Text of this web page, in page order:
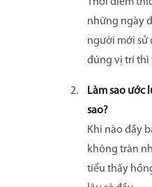
những ngày
người mới sử
đúng vị trí thì
Làm sao ước
sao?
Khi nào đầy
không tràn
tiểu thấy